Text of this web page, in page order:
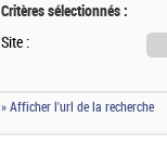
Critères sélectionnés :
Site :
» Afficher l'url de la recherche